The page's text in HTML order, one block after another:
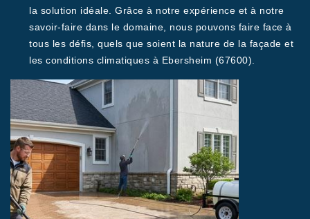
la solution idéale. Grâce à notre expérience et à notre
savoir-faire dans le domaine, nous pouvons faire face à
tous les défis, quels que soient la nature de la façade et
les conditions climatiques à Ebersheim (67600).